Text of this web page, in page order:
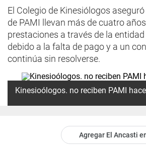
El Colegio de Kinesiólogos
de PAMI llevan más de cuatro
prestaciones a través de la entidad
debido a la falta de pago y a un
continúa sin resolverse.
Kinesioólogos. no reciben PAMI
Agregar El Ancasti